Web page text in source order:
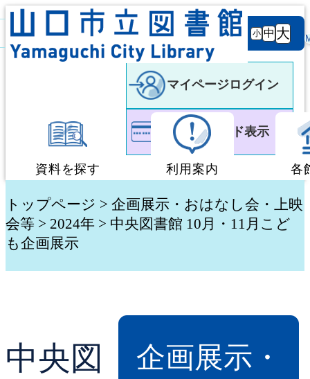
背景
白 黒
文字サ
イズ
小 中 大
マイページログイン
利用者カード表示
資料を探す
蔵書検索・予約
貸出ランキング
予約ランキング
利用案内
図書館利用案内
学校図書館支援サー
ブックスタート体験
各
トップページ > 企画展示・おはなし会・上映
会等 > 2024年 > 中央図書館 10月・11月こど
も企画展示
中央図
企画展示・